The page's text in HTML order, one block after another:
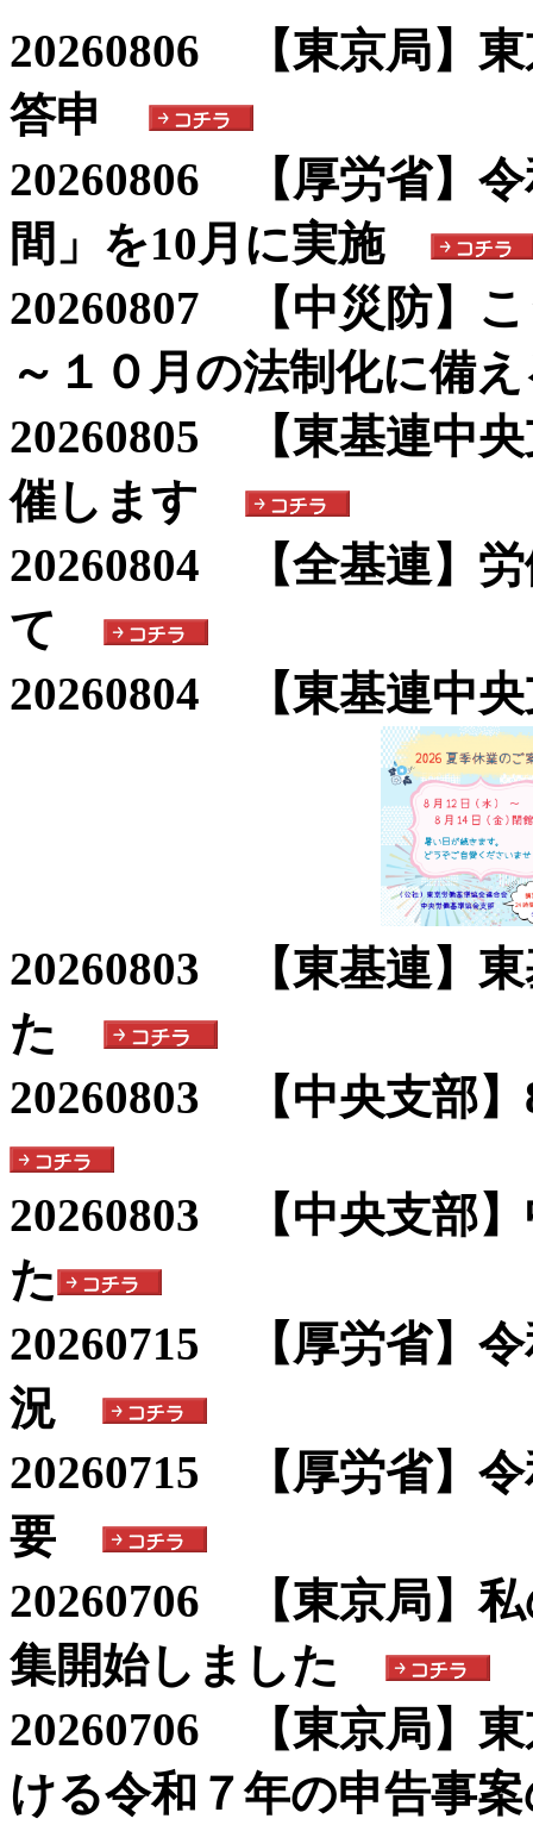
20260806 【東京局】
答申
20260806 【厚労省】
間」を10月に実施
20260807 【中災防】
～１０月の法制化に備
20260805 【東基連中
催します
20260804 【全基連】
て
20260804 【東基連中
20260803 【東基連】
た
20260803 【中央支部
20260803 【中央支部
た
20260715 【厚労省】
況
20260715 【厚労省】
要
20260706 【東京局】
集開始しました
20260706 【東京局】
ける令和７年の申告事